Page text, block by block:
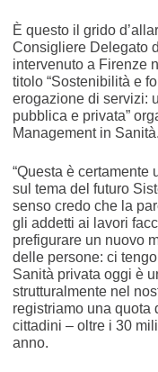
È questo il grido
Consigliere Delegato
intervenuto a Firenze
titolo “Sostenibilità e
erogazione di servizi:
pubblica e privata”
Management in Sanità.
“Questa è certamente
sul tema del futuro
senso credo che la
gli addetti ai lavori
prefigurare un nuovo
delle persone: ci
Sanità privata oggi è
strutturalmente nel
registriamo una quota
cittadini – oltre i 30
anno.